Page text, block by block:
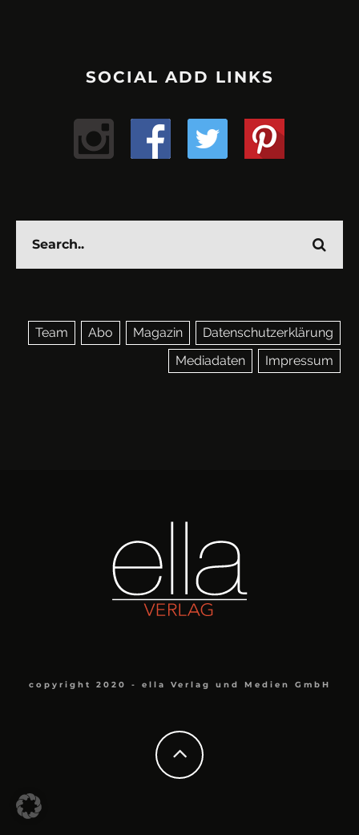
SOCIAL ADD LINKS
Team Abo Magazin
Datenschutzerklärung
Mediadaten
Impressum
copyright 2020 - ella Verlag und Medien GmbH